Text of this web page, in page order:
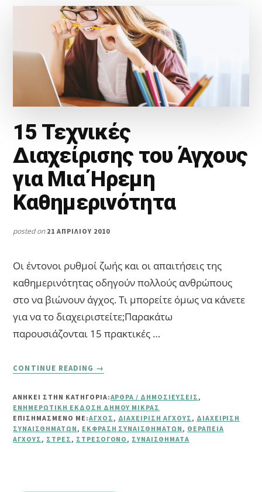
15 Τεχνικές
Διαχείρισης του Άγχους
για Μια Ήρεμη
Καθημερινότητα
posted on 21 ΑΠΡΙΛΊΟΥ 2010
Οι έντονοι ρυθμοί ζωής και οι απαιτήσεις της
καθημερινότητας οδηγούν πολλούς ανθρώπους
στο να βιώνουν άγχος. Τι μπορείτε όμως να κάνετε
για να το διαχειριστείτε;Παρακάτω
παρουσιάζονται 15 πρακτικές …
CONTINUE READING
15
ΔΙΑΧΕΊΡΙΣΗΣ
ΤΟΥ
ΆΓΧΟΥΣ
ΓΙΑ
→
ΑΝΗΚΕΙ ΣΤΗΝ ΚΑΤΗΓΟΡΙΑ:ΆΡΘΡΑ / ΔΗΜΟΣΙΕΎΣΕΙΣ,
ΕΝΗΜΕΡΩΤΙΚΉ ΈΚΔΟΣΗ ΔΉΜΟΥ ΜΊΚΡΑΣ
ΕΠΙΣΗΜΑΣΜΈΝΟ ΜΕ:ΆΓΧΟΣ, ΔΙΑΧΕΊΡΙΣΗ ΆΓΧΟΥΣ, ΔΙΑΧΕΊΡΙΣΗ
ΣΥΝΑΙΣΘΗΜΆΤΩΝ, ΈΚΦΡΑΣΗ ΣΥΝΑΙΣΘΗΜΆΤΩΝ, ΘΕΡΑΠΕΊΑ
ΆΓΧΟΥΣ, ΣΤΡΕΣ, ΣΤΡΕΣΟΓΌΝΟ, ΣΥΝΑΙΣΘΉΜΑΤΑ